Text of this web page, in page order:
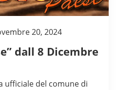
20, 2024
dall 8 Dicembre
ufficiale del comune di